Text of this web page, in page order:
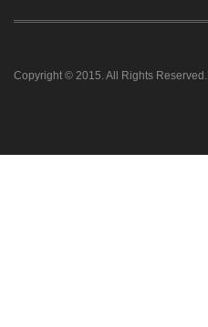
Copyright © 2015. All Rights Reserved.